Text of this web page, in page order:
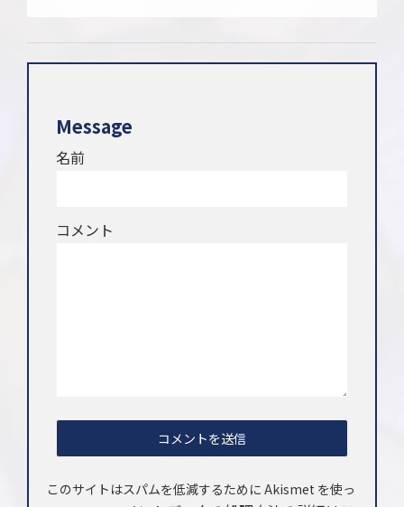
Message
名前
コメント
このサイトはスパムを低減するために Akismet を使っ